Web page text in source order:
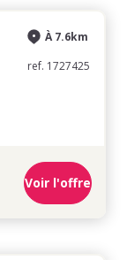
À 7.6km
ref. 1727425
Voir l'offre